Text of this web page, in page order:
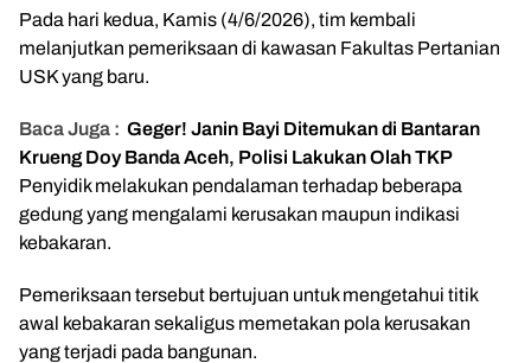
Pada hari kedua, Kamis (4/6/2026), tim kembali
melanjutkan pemeriksaan di kawasan Fakultas Pertanian
USK yang baru.
Baca Juga : Geger! Janin Bayi Ditemukan di Bantaran
Krueng Doy Banda Aceh, Polisi Lakukan Olah TKP
Penyidik melakukan pendalaman terhadap beberapa
gedung yang mengalami kerusakan maupun indikasi
kebakaran.
Pemeriksaan tersebut bertujuan untuk mengetahui titik
awal kebakaran sekaligus memetakan pola kerusakan
yang terjadi pada bangunan.